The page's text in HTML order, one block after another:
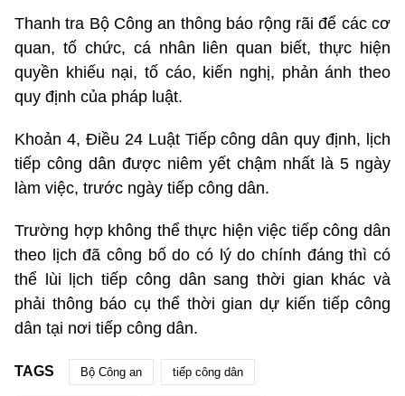
Thanh tra Bộ Công an thông báo rộng rãi để các cơ
quan, tố chức, cá nhân liên quan biết, thực hiện
quyền khiếu nại, tố cáo, kiến nghị, phản ánh theo
quy định của pháp luật.
Khoản 4, Điều 24 Luật Tiếp công dân quy định, lịch
tiếp công dân được niêm yết chậm nhất là 5 ngày
làm việc, trước ngày tiếp công dân.
Trường hợp không thể thực hiện việc tiếp công dân
theo lịch đã công bố do có lý do chính đáng thì có
thể lùi lịch tiếp công dân sang thời gian khác và
phải thông báo cụ thể thời gian dự kiến tiếp công
dân tại nơi tiếp công dân.
TAGS Bộ Công an tiếp công dân